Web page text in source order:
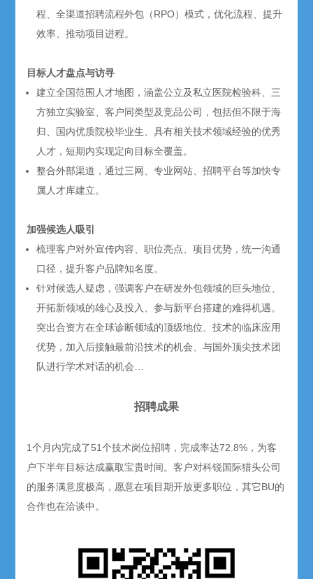
程、全渠道招聘流程外包（RPO）模式，优化流程、提升
效率、推动项目进程。
目标人才盘点与访寻
建立全国范围人才地图，涵盖公立及私立医院检验科、三
方独立实验室、客户同类型及竞品公司，包括但不限于海
归、国内优质院校毕业生、具有相关技术领域经验的优秀
人才，短期内实现定向目标全覆盖。
整合外部渠道，通过三网、专业网站、招聘平台等加快专
属人才库建立。
加强候选人吸引
梳理客户对外宣传内容、职位亮点、项目优势，统一沟通
口径，提升客户品牌知名度。
针对候选人疑虑，强调客户在研发外包领域的巨头地位、
开拓新领域的雄心及投入、参与新平台搭建的难得机遇。
突出合资方在全球诊断领域的顶级地位、技术的临床应用
优势，加入后接触最前沿技术的机会、与国外顶尖技术团
队进行学术对话的机会…
招聘成果
1个月内完成了51个技术岗位招聘，完成率达72.8%，为客
户下半年目标达成赢取宝贵时间。客户对科锐国际猎头公司
的服务满意度极高，愿意在项目期开放更多职位，其它BU的
合作也在洽谈中。